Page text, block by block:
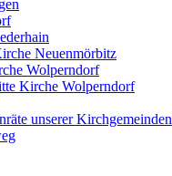
Neuenmörbitz
Wolperndorf
Kirche Wolperndorf
unserer Kirchgemeinden